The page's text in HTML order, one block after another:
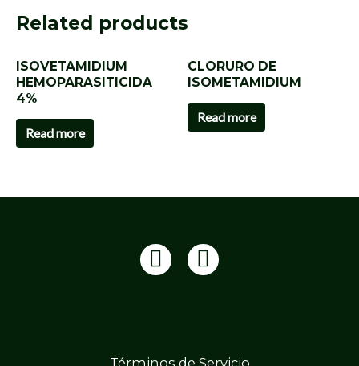
Related products
ISOVETAMIDIUM
HEMOPARASITICIDA
4%
Read more
CLORURO DE
ISOMETAMIDIUM
Read more